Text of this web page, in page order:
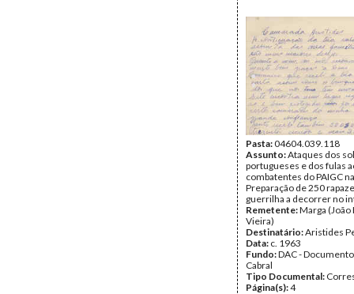
Pasta:04604.039.118
Assunto:Ataques dos
portugueses e dos fulas
combatentes do PAIGC
Preparação de 250
guerrilha a decorrer no
Remetente:Marga
Vieira)
Destinatário:Aristides
Data: c. 1963
Fundo:DAC -
Cabral
Tipo Documental:
Página(s):4